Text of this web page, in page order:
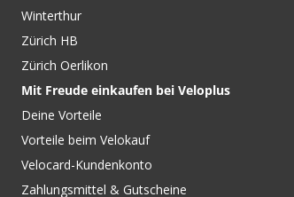
Herstellernummer: 11654116
Masse: 29" X 2.40"
ETRTO: 62-622
Konstruktion: Super Ground
Gewicht: 850g
Herstellernummer: 11654143.01
*Dabei handelt es sich um den unteren
Hier gehts zum Blogbeitrag:
https://blog.veloplus.ch/2021/02/11/
Winterthur
Zürich HB
Zürich Oerlikon
Mit Freude einkaufen bei Veloplus
Deine Vorteile
Vorteile beim Velokauf
Velocard-Kundenkonto
Zahlungsmittel & Gutscheine